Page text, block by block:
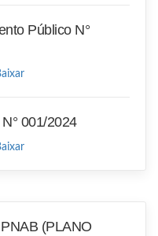
Público N°
001/2024
(PLANO